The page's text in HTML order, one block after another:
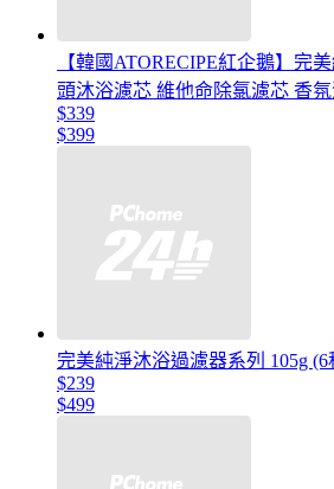
【韓國ATORECIPE紅企鵝】完
頭沐浴濾芯 維他命除氯濾芯 香
$339
$399
完美純淨沐浴過濾器系列 105g
$239
$499